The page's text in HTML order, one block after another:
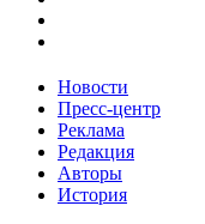
Новости
Пресс-центр
Реклама
Редакция
Авторы
История